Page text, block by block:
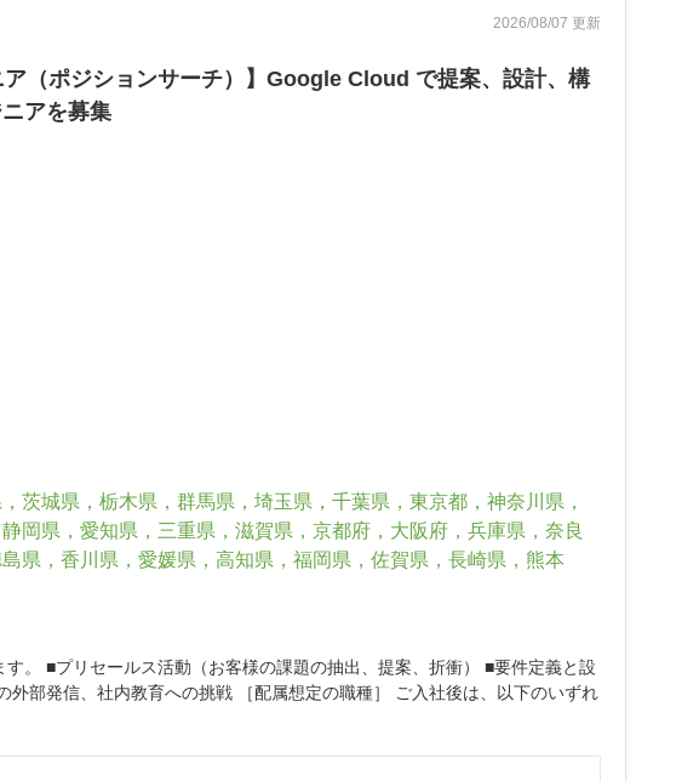
2026/08/07 更新
（ポジションサーチ）】Google Cloud で提案、設計、構
アを募集
茨城県，栃木県，群馬県，埼玉県，千葉県，東京都，神奈川県，
岡県，愛知県，三重県，滋賀県，京都府，大阪府，兵庫県，奈良
県，香川県，愛媛県，高知県，福岡県，佐賀県，長崎県，熊本
。 ■プリセールス活動（お客様の課題の抽出、提案、折衝） ■要件定義と設
部発信、社内教育への挑戦 ［配属想定の職種］ ご入社後は、以下のいずれ